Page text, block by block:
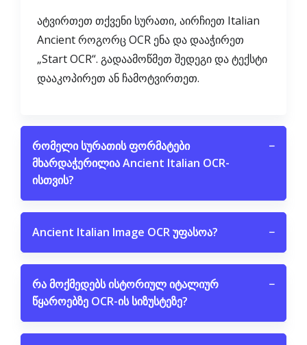
ატვირთეთ თქვენი სურათი, აირჩიეთ Italian
Ancient როგორც OCR ენა და დააჭირეთ
„Start OCR“. გადაამოწმეთ შედეგი და ტექსტი
დააკოპირეთ ან ჩამოტვირთეთ.
რომელი სურათის ფორმატები
მხარდაჭერილია Ancient Italian OCR-
ისთვის?
−
Ancient Italian Image OCR უფასოა? −
რა მოქმედებს ისტორიულ იტალიურ
წყაროებზე OCR-ის სიზუსტეზე?
−